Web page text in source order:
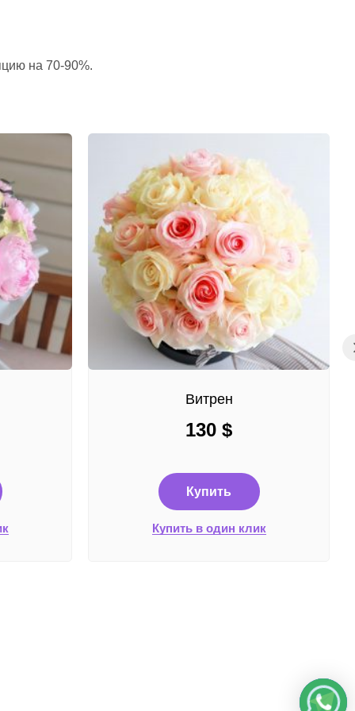
на 70-90%.
Витрен
130 $
Купить
Купить в один клик